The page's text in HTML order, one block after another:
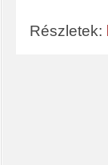
Részletek: